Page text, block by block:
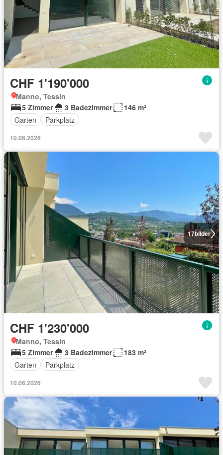
CHF 1'190'000
Manno, Tessin
5 Zimmer
3 Badezimmer
146 m²
Garten
Parkplatz
10.06.2026
17bilder
CHF 1'230'000
Manno, Tessin
5 Zimmer
3 Badezimmer
183 m²
Garten
Parkplatz
10.06.2026